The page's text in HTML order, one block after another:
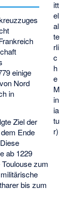
itt
el
al
te
rli
c
h
e
M
in
ia
tu
r)
einige
Nord
in
Ziel der
Ende
ab 1229
zum
bis zum